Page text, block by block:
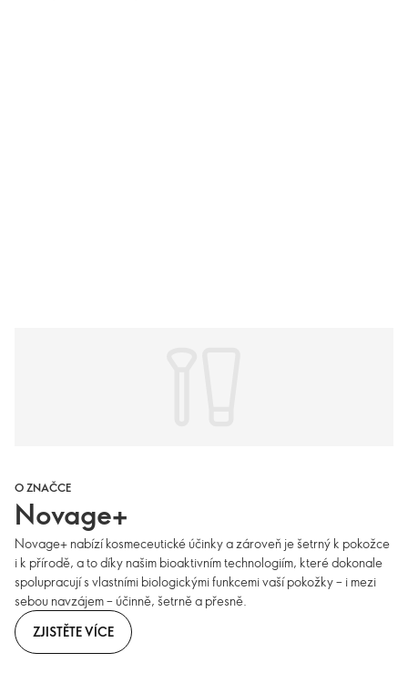
O ZNAČCE
Novage+
Novage+ nabízí kosmeceutické účinky a zároveň je šetrný k pokožce
i k přírodě, a to díky našim bioaktivním technologiím, které dokonale
spolupracují s vlastními biologickými funkcemi vaší pokožky – i mezi
sebou navzájem – účinně, šetrně a přesně.
ZJISTĚTE VÍCE